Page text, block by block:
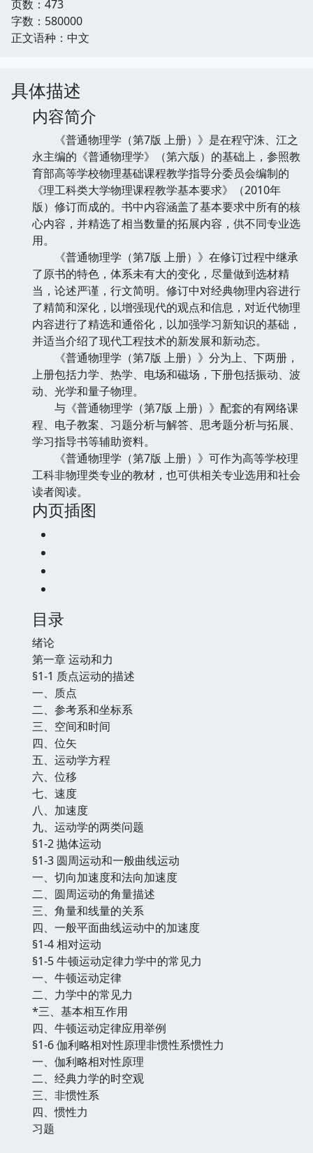
页数：473
字数：580000
正文语种：中文
具体描述
内容简介
《普通物理学（第7版 上册）》是在程守洙、江之
永主编的《普通物理学》（第六版）的基础上，参照教
育部高等学校物理基础课程教学指导分委员会编制的
《理工科类大学物理课程教学基本要求》（2010年
版）修订而成的。书中内容涵盖了基本要求中所有的核
心内容，并精选了相当数量的拓展内容，供不同专业选
用。
《普通物理学（第7版 上册）》在修订过程中继承
了原书的特色，体系未有大的变化，尽量做到选材精
当，论述严谨，行文简明。修订中对经典物理内容进行
了精简和深化，以增强现代的观点和信息，对近代物理
内容进行了精选和通俗化，以加强学习新知识的基础，
并适当介绍了现代工程技术的新发展和新动态。
《普通物理学（第7版 上册）》分为上、下两册，
上册包括力学、热学、电场和磁场，下册包括振动、波
动、光学和量子物理。
与《普通物理学（第7版 上册）》配套的有网络课
程、电子教案、习题分析与解答、思考题分析与拓展、
学习指导书等辅助资料。
《普通物理学（第7版 上册）》可作为高等学校理
工科非物理类专业的教材，也可供相关专业选用和社会
读者阅读。
内页插图
目录
绪论
第一章 运动和力
§1-1 质点运动的描述
一、质点
二、参考系和坐标系
三、空间和时间
四、位矢
五、运动学方程
六、位移
七、速度
八、加速度
九、运动学的两类问题
§1-2 抛体运动
§1-3 圆周运动和一般曲线运动
一、切向加速度和法向加速度
二、圆周运动的角量描述
三、角量和线量的关系
四、一般平面曲线运动中的加速度
§1-4 相对运动
§1-5 牛顿运动定律力学中的常见力
一、牛顿运动定律
二、力学中的常见力
*三、基本相互作用
四、牛顿运动定律应用举例
§1-6 伽利略相对性原理非惯性系惯性力
一、伽利略相对性原理
二、经典力学的时空观
三、非惯性系
四、惯性力
习题